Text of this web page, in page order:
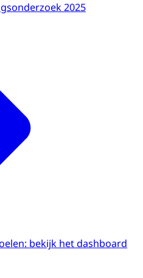
2025
bekijk het dashboard